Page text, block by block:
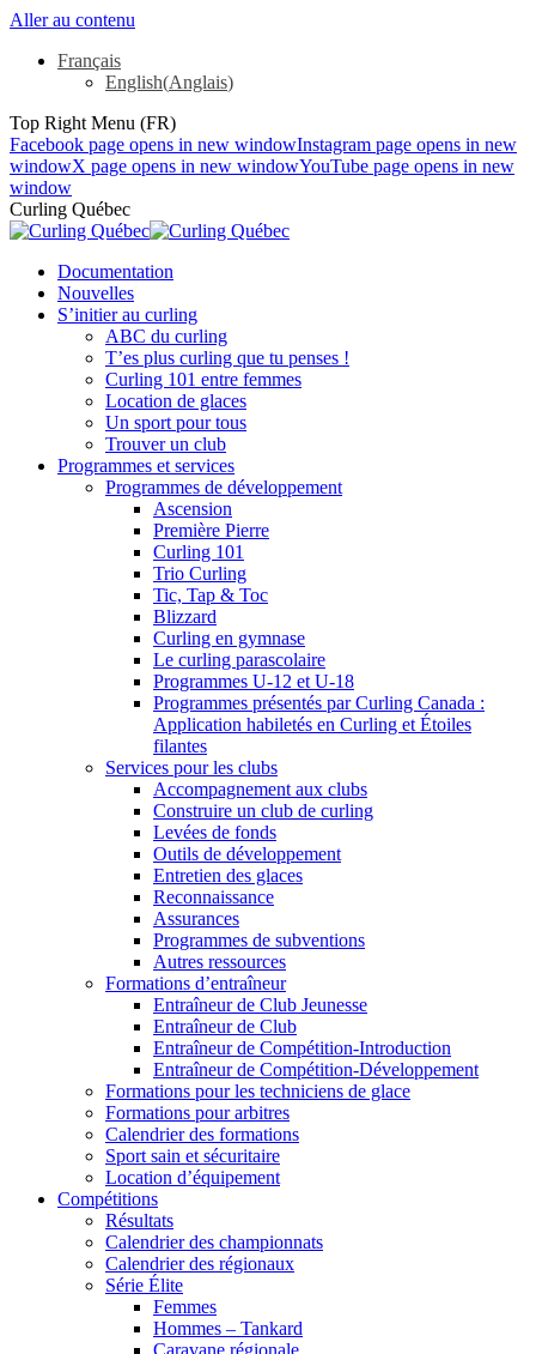
Aller au contenu
Français
English(Anglais)
Top Right Menu (FR)
Facebook page opens in new windowInstagram page opens in new
windowX page opens in new windowYouTube page opens in new
window
Curling Québec
Documentation
Nouvelles
S’initier au curling
ABC du curling
T’es plus curling que tu penses !
Curling 101 entre femmes
Location de glaces
Un sport pour tous
Trouver un club
Programmes et services
Programmes de développement
Ascension
Première Pierre
Curling 101
Trio Curling
Tic, Tap & Toc
Blizzard
Curling en gymnase
Le curling parascolaire
Programmes U-12 et U-18
Programmes présentés par Curling Canada :
Application habiletés en Curling et Étoiles
filantes
Services pour les clubs
Accompagnement aux clubs
Construire un club de curling
Levées de fonds
Outils de développement
Entretien des glaces
Reconnaissance
Assurances
Programmes de subventions
Autres ressources
Formations d’entraîneur
Entraîneur de Club Jeunesse
Entraîneur de Club
Entraîneur de Compétition-Introduction
Entraîneur de Compétition-Développement
Formations pour les techniciens de glace
Formations pour arbitres
Calendrier des formations
Sport sain et sécuritaire
Location d’équipement
Compétitions
Résultats
Calendrier des championnats
Calendrier des régionaux
Série Élite
Femmes
Hommes – Tankard
Caravane régionale